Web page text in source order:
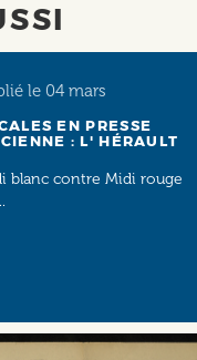
le 04 mars
EN PRESSE
: L' HÉRAULT
blanc contre Midi rouge